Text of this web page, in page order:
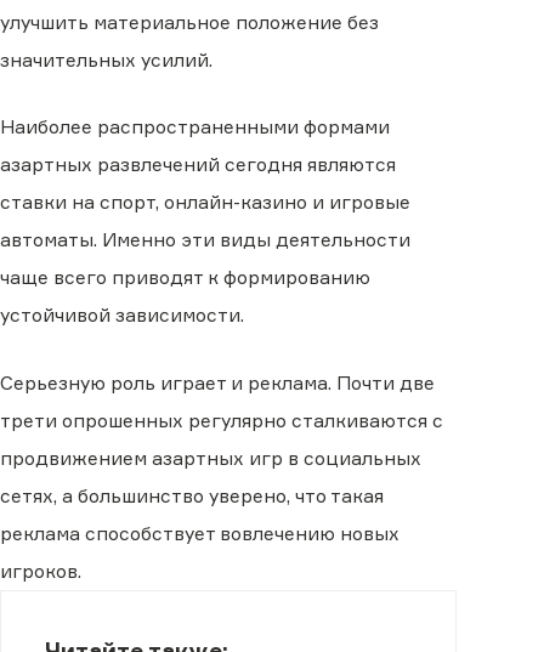
улучшить материальное положение без
значительных усилий.
Наиболее распространенными формами
азартных развлечений сегодня являются
ставки на спорт, онлайн-казино и игровые
автоматы. Именно эти виды деятельности
чаще всего приводят к формированию
устойчивой зависимости.
Серьезную роль играет и реклама. Почти две
трети опрошенных регулярно сталкиваются с
продвижением азартных игр в социальных
сетях, а большинство уверено, что такая
реклама способствует вовлечению новых
игроков.